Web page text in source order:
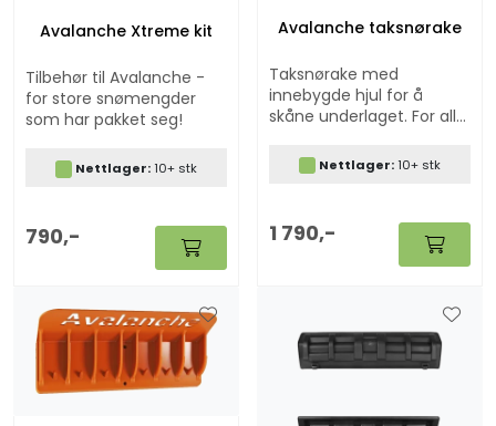
Avalanche Xtreme kit
Tilbehør til Avalanche -
for store snømengder
som har pakket seg!
Nettlager:10+ stk
790,-
Avalanche taksnørake
Taksnørake med
innebygde hjul for å
skåne underlaget. For alle
meter.Nettlager:10+ stk
1 790,-